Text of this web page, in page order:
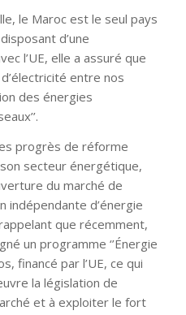
le Maroc est le seul pays
d’une
l’UE, elle a assuré que
entre nos
des énergies
progrès de réforme
secteur énergétique,
du marché de
indépendante d’énergie
que récemment,
un programme ‘’Énergie
financé par l’UE, ce qui
la législation de
et à exploiter le fort